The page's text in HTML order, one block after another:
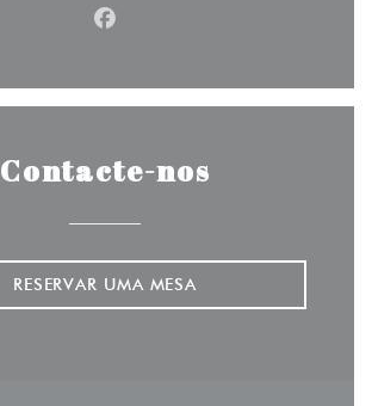
Facebook ((abre numa nova
Contacte-nos
RESERVAR UMA MESA